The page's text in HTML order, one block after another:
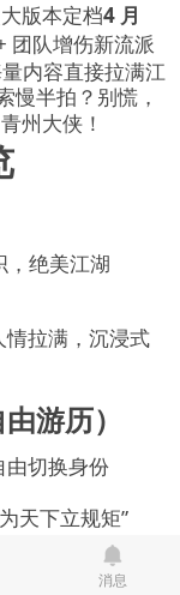
版本定档4 月
团队增伤新流派
内容直接拉满江
慢半拍？别慌，
州大侠！
，绝美江湖
拉满，沉浸式
游历）
由切换身份
天下立规矩”
色系统
消息